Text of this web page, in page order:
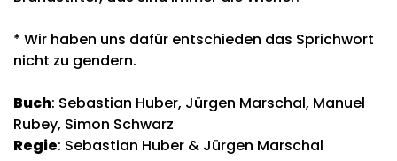
* Wir haben uns dafür entschieden das Sprichwort
nicht zu gendern.
Buch: Sebastian Huber, Jürgen Marschal, Manuel
Rubey, Simon Schwarz
Regie: Sebastian Huber & Jürgen Marschal